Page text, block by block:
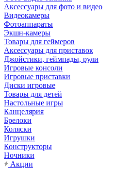
Аксессуары для фото и видео
Видеокамеры
Фотоаппараты
Экшн-камеры
Товары для геймеров
Аксессуары для приставок
Джойстики, геймпады, рули
Игровые консоли
Игровые приставки
Диски игровые
Товары для детей
Настольные игры
Канцелярия
Брелоки
Коляски
Игрушки
Конструкторы
Ночники
Акции